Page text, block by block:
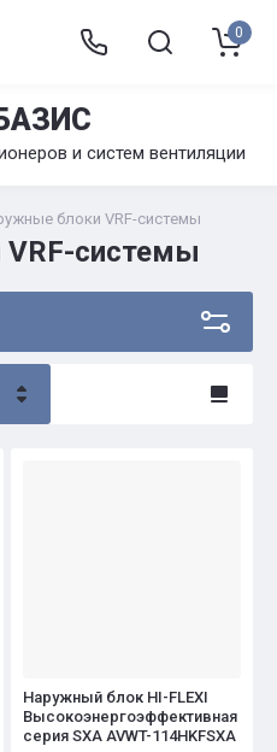
и систем вентиляции
0
блоки VRF-системы
системы
Наружный блок HI-FLEXI
Высокоэнергоэффективная
серия SXA AVWT-114HKFSXA